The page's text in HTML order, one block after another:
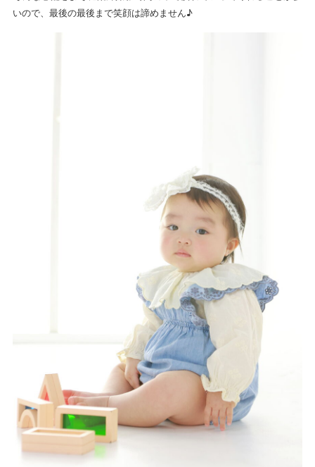
いので、最後の最後まで笑顔は諦めません♪